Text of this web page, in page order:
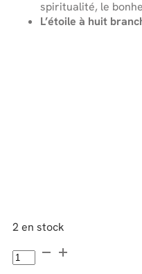
spiritualité, le
L’étoile à huit
2 en stock
quantité
de